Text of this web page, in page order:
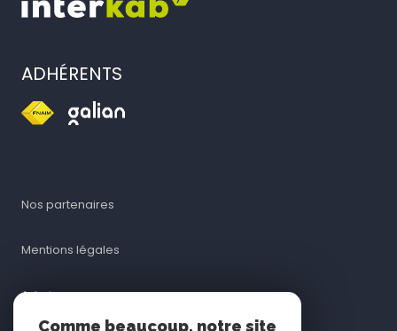
ADHÉRENTS
nos partenaires
mentions légales
admin
Comme beaucoup, notre site